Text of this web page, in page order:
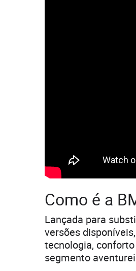
Como é a
Lançada para
versões
tecnologia,
segmento